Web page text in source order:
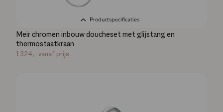
Productspecificaties
Meir chromen inbouw doucheset met glijstang en
thermostaatkraan
1.324,- vanaf prijs